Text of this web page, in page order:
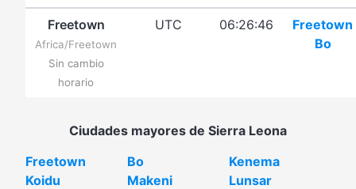
Freetown
Africa/Freetown
Sin cambio
horario
UTC 06:26:46
Freetown
Bo
Ciudades mayores de Sierra Leona
Freetown
Bo
Kenema
Koidu
Makeni
Lunsar